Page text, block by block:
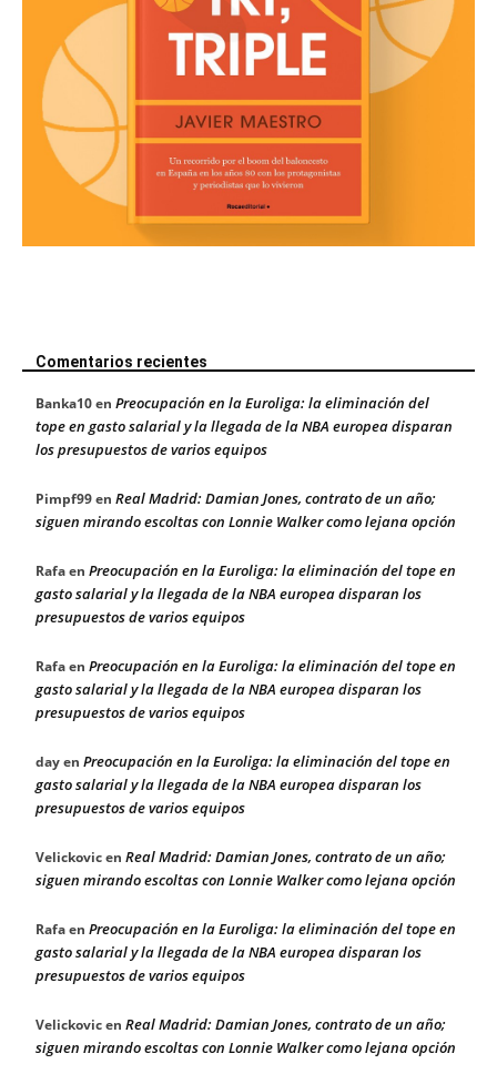
Comentarios recientes
Banka10en Preocupación en la Euroliga: la eliminación del
tope en gasto salarial y la llegada de la NBA europea disparan
los presupuestos de varios equipos
Pimpf99en Real Madrid: Damian Jones, contrato de un año;
siguen mirando escoltas con Lonnie Walker como lejana opción
Rafaen Preocupación en la Euroliga: la eliminación del tope en
gasto salarial y la llegada de la NBA europea disparan los
presupuestos de varios equipos
Rafaen Preocupación en la Euroliga: la eliminación del tope en
gasto salarial y la llegada de la NBA europea disparan los
presupuestos de varios equipos
dayen Preocupación en la Euroliga: la eliminación del tope en
gasto salarial y la llegada de la NBA europea disparan los
presupuestos de varios equipos
Velickovicen Real Madrid: Damian Jones, contrato de un año;
siguen mirando escoltas con Lonnie Walker como lejana opción
Rafaen Preocupación en la Euroliga: la eliminación del tope en
gasto salarial y la llegada de la NBA europea disparan los
presupuestos de varios equipos
Velickovicen Real Madrid: Damian Jones, contrato de un año;
siguen mirando escoltas con Lonnie Walker como lejana opción